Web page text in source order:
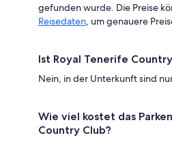
gefunden wurde. Die Preise
Reisedaten, um genauere
Ist Royal Tenerife
Nein, in der Unterkunft sind
Wie viel kostet das
Country Club?